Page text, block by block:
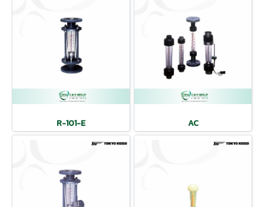
R-101-E AC